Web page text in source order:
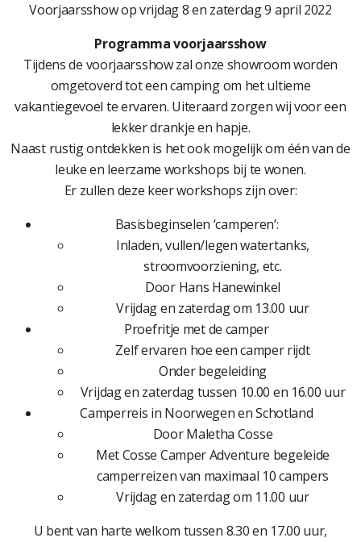
Voorjaarsshow op vrijdag 8 en zaterdag 9 april 2022
Programma voorjaarsshow
Tijdens de voorjaarsshow zal onze showroom worden
omgetoverd tot een camping om het ultieme
vakantiegevoel te ervaren. Uiteraard zorgen wij voor een
lekker drankje en hapje.
Naast rustig ontdekken is het ook mogelijk om één van de
leuke en leerzame workshops bij te wonen.
Er zullen deze keer workshops zijn over:
Basisbeginselen ‘camperen’:
Inladen, vullen/legen watertanks,
stroomvoorziening, etc.
Door Hans Hanewinkel
Vrijdag en zaterdag om 13.00 uur
Proefritje met de camper
Zelf ervaren hoe een camper rijdt
Onder begeleiding
Vrijdag en zaterdag tussen 10.00 en 16.00 uur
Camperreis in Noorwegen en Schotland
Door Maletha Cosse
Met Cosse Camper Adventure begeleide
camperreizen van maximaal 10 campers
Vrijdag en zaterdag om 11.00 uur
U bent van harte welkom tussen 8.30 en 17.00 uur,